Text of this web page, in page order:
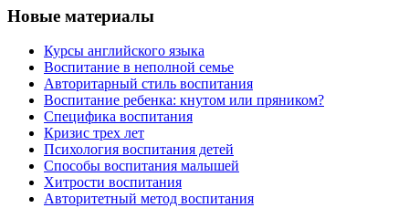
Новые материалы
Курсы английского языка
Воспитание в неполной семье
Авторитарный стиль воспитания
Воспитание ребенка: кнутом или пряником?
Специфика воспитания
Кризис трех лет
Психология воспитания детей
Способы воспитания малышей
Хитрости воспитания
Авторитетный метод воспитания